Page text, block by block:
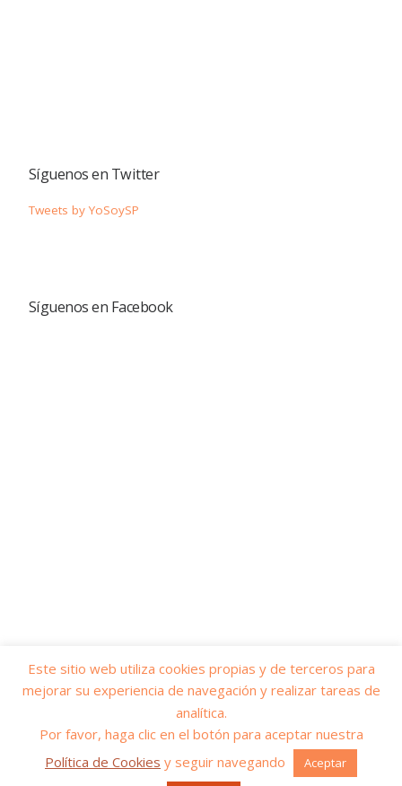
Síguenos en Twitter
Tweets by YoSoySP
Síguenos en Facebook
Yo soy servicios públicos– Todos los derechos reservados
Funciona conWP – Diseñado con elTema Customizr
Este sitio web utiliza cookies propias y de terceros para
mejorar su experiencia de navegación y realizar tareas de
analítica.
Por favor, haga clic en el botón para aceptar nuestra
Política de Cookies y seguir navegando Aceptar